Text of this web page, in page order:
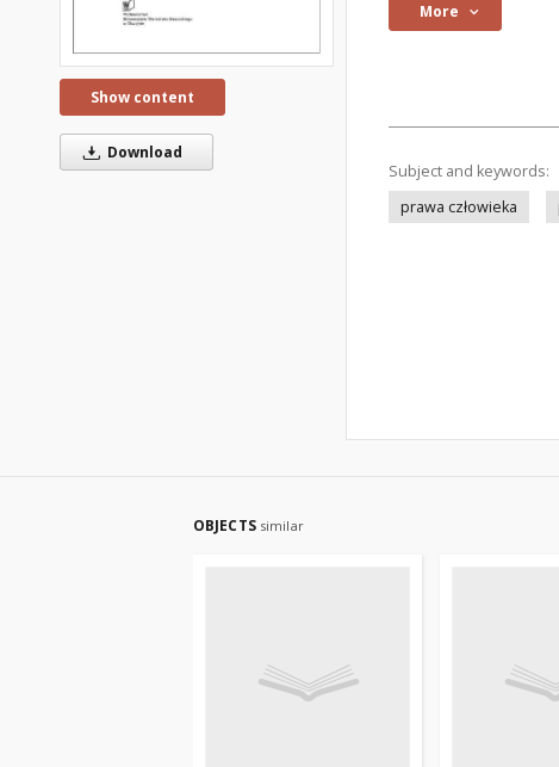
Show content
Download
More
Subject and keywords:
prawa człowieka
OBJECTS similar